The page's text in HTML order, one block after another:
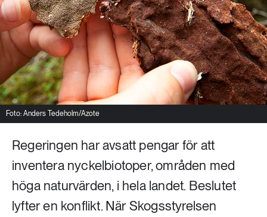
Mat & jordbruk
Skog
Social hållbarhet
Transport
Vatten
252 ARTIKLAR
Landsbygd
939 ARTIKLAR
Livsstil & konsumtion
612 ARTIKLAR
262 ARTIKLAR
Skog
Foto: Anders Tedeholm/Azote
Regeringen har avsatt pengar för att
inventera nyckelbiotoper, områden med
höga naturvärden, i hela landet. Beslutet
lyfter en konflikt. När Skogsstyrelsen